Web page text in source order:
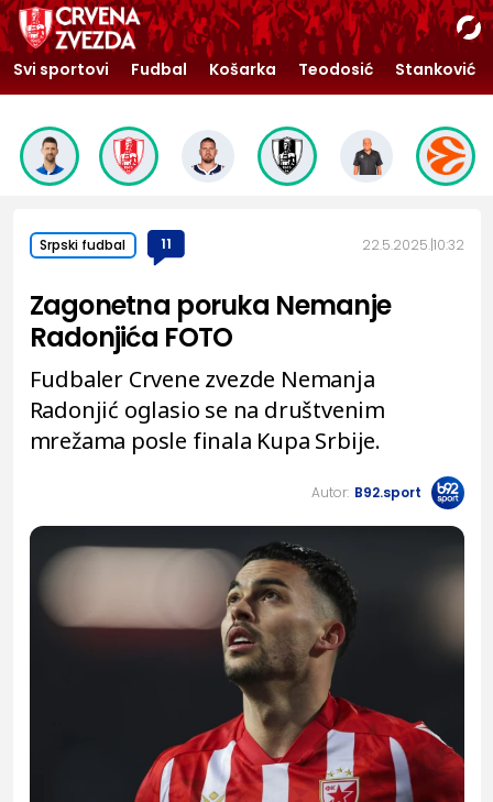
Svi sportovi Fudbal Košarka Teodosić Stanković
Srpski fudbal 11 22.5.2025. 10:32
Zagonetna poruka Nemanje
Radonjića FOTO
Fudbaler Crvene zvezde Nemanja
Radonjić oglasio se na društvenim
mrežama posle finala Kupa Srbije.
Autor: B92.sport